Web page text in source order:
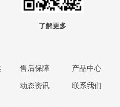
了解更多
售后保障
产品中心
动态资讯 联系我们